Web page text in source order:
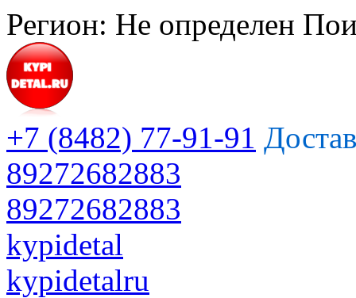
Регион: Не определен
+7 (8482) 77-91-91
89272682883
89272682883
kypidetal
kypidetalru